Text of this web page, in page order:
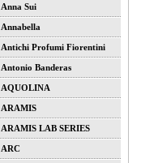
Anna Sui
Annabella
Antichi Profumi Fiorentini
Antonio Banderas
AQUOLINA
ARAMIS
ARAMIS LAB SERIES
ARC